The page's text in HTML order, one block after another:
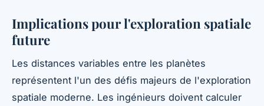
Implications pour l'exploration spatiale
future
Les distances variables entre les planètes
représentent l'un des défis majeurs de l'exploration
spatiale moderne. Les ingénieurs doivent calculer